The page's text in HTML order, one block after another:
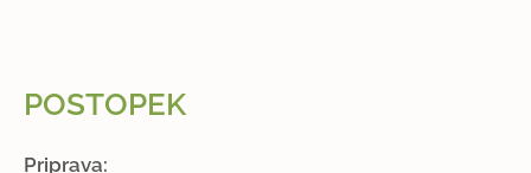
POSTOPEK
Priprava: